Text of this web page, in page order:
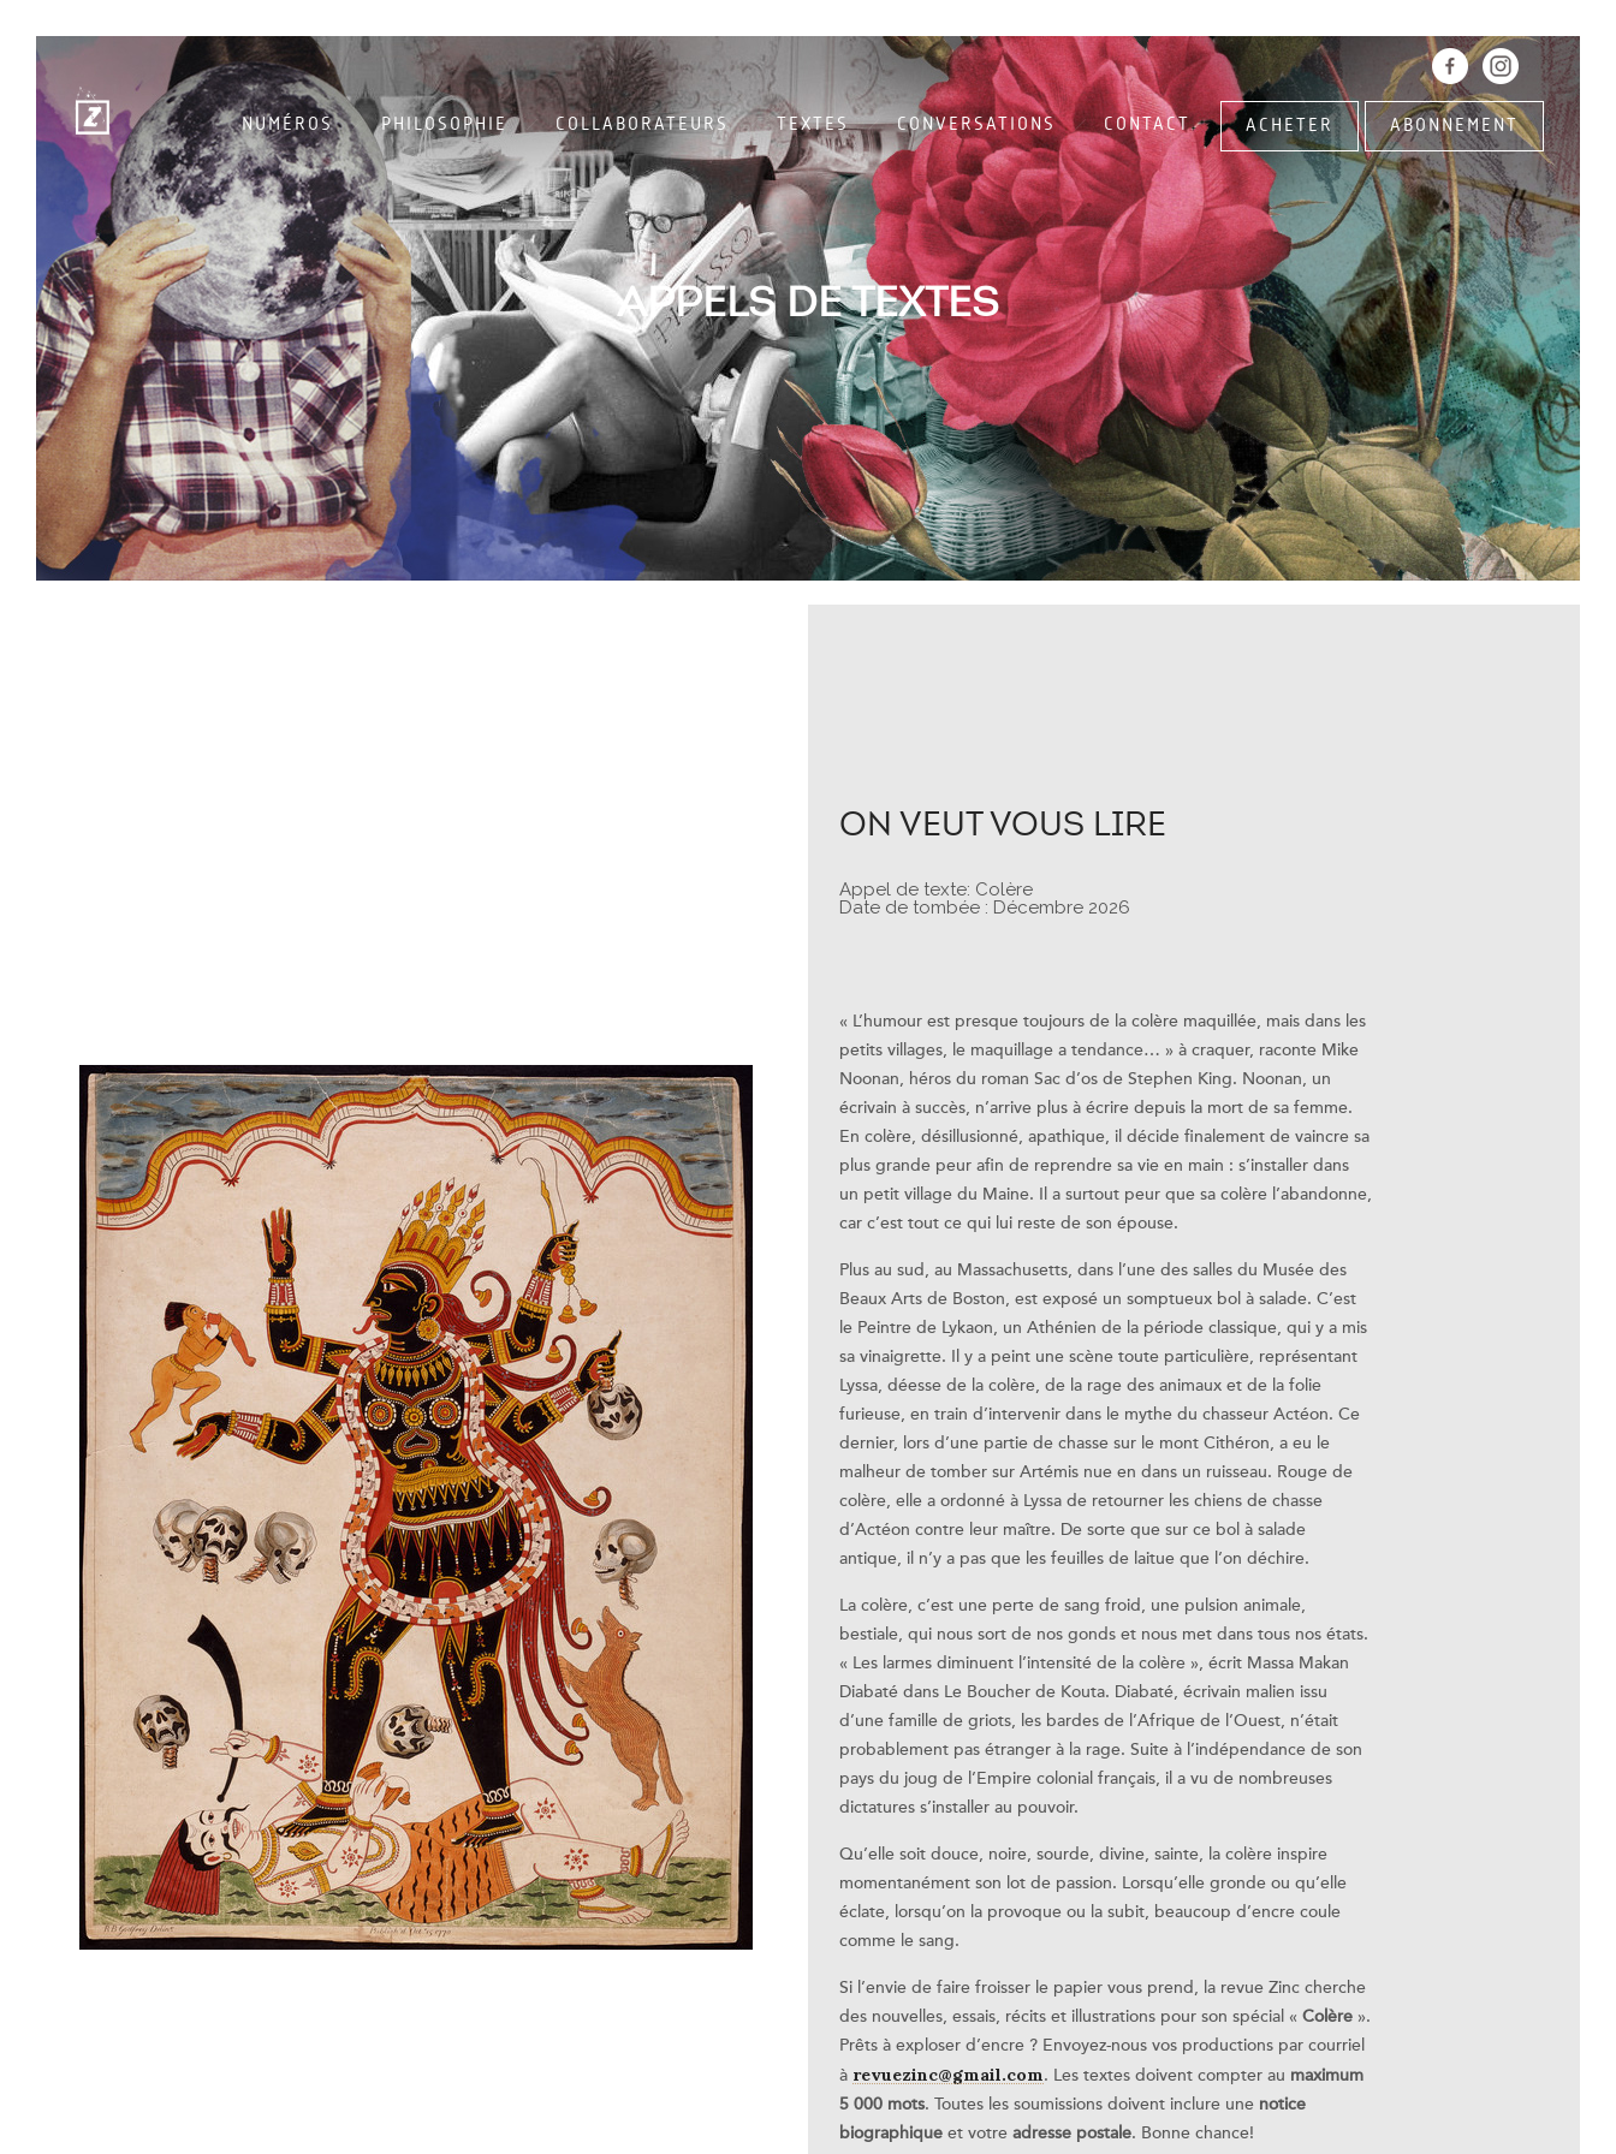
NUMÉROS PHILOSOPHIE COLLABORATEURS TEXTES CONVERSATIONS CONTACT ACHETER ABONNEMENT
APPELS DE TEXTES
ON VEUT VOUS LIRE
Appel de texte: Colère
Date de tombée : Décembre 2026
« L’humour est presque toujours de la colère maquillée, mais dans les
petits villages, le maquillage a tendance… » à craquer, raconte Mike
Noonan, héros du roman Sac d’os de Stephen King. Noonan, un
écrivain à succès, n’arrive plus à écrire depuis la mort de sa femme.
En colère, désillusionné, apathique, il décide finalement de vaincre sa
plus grande peur afin de reprendre sa vie en main : s’installer dans
un petit village du Maine. Il a surtout peur que sa colère l’abandonne,
car c’est tout ce qui lui reste de son épouse.
Plus au sud, au Massachusetts, dans l’une des salles du Musée des
Beaux Arts de Boston, est exposé un somptueux bol à salade. C’est
le Peintre de Lykaon, un Athénien de la période classique, qui y a mis
sa vinaigrette. Il y a peint une scène toute particulière, représentant
Lyssa, déesse de la colère, de la rage des animaux et de la folie
furieuse, en train d’intervenir dans le mythe du chasseur Actéon. Ce
dernier, lors d’une partie de chasse sur le mont Cithéron, a eu le
malheur de tomber sur Artémis nue en dans un ruisseau. Rouge de
colère, elle a ordonné à Lyssa de retourner les chiens de chasse
d’Actéon contre leur maître. De sorte que sur ce bol à salade
antique, il n’y a pas que les feuilles de laitue que l’on déchire.
La colère, c’est une perte de sang froid, une pulsion animale,
bestiale, qui nous sort de nos gonds et nous met dans tous nos états.
« Les larmes diminuent l’intensité de la colère », écrit Massa Makan
Diabaté dans Le Boucher de Kouta. Diabaté, écrivain malien issu
d’une famille de griots, les bardes de l’Afrique de l’Ouest, n’était
probablement pas étranger à la rage. Suite à l’indépendance de son
pays du joug de l’Empire colonial français, il a vu de nombreuses
dictatures s’installer au pouvoir.
Qu’elle soit douce, noire, sourde, divine, sainte, la colère inspire
momentanément son lot de passion. Lorsqu’elle gronde ou qu’elle
éclate, lorsqu’on la provoque ou la subit, beaucoup d’encre coule
comme le sang.
Si l’envie de faire froisser le papier vous prend, la revue Zinc cherche
des nouvelles, essais, récits et illustrations pour son spécial «Colère ».
Prêts à exploser d’encre ? Envoyez-nous vos productions par courriel
à revuezinc@gmail.com. Les textes doivent compter au maximum
5 000 mots. Toutes les soumissions doivent inclure une notice
biographique et votreadresse postale. Bonne chance!